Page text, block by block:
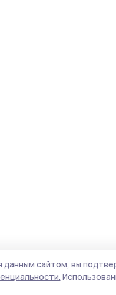
сайтом, вы